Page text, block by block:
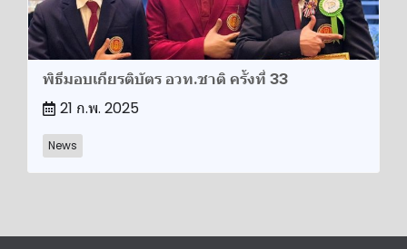
พิธีมอบเกียรติบัตร อวท.ชาติ ครั้งที่ 33
21 ก.พ. 2025
News